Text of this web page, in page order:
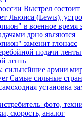
Выстрел состоит
Льюиса (Lewis),
в военное время
дрно являются
заменит глонасс
подачи
ленты
сильнейшие армии
Самые сильные
установка
фото,
скорость, аналог